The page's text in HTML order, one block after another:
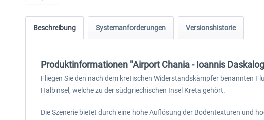
Beschreibung Systemanforderungen Versionshistorie
Produktinformationen "Airport Chania - Ioannis
Fliegen Sie den nach dem kretischen Widerstandskämpfer benannten
Halbinsel, welche zu der südgriechischen Insel Kreta gehört.
Die Szenerie bietet durch eine hohe Auflösung der Bodentexturen und